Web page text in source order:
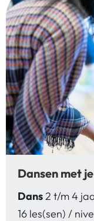
Dansen met
Dans2 t/m 4
16 les(sen) /